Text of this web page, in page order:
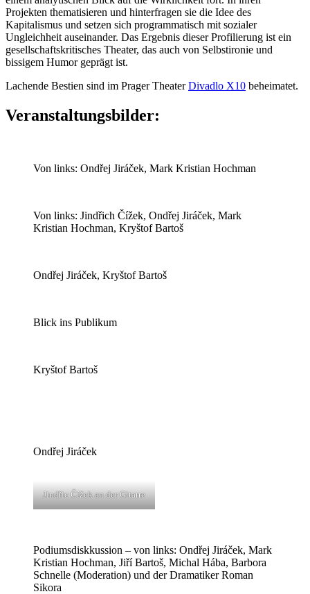
Projekten thematisieren und hinterfragen sie die Idee des
Kapitalismus und setzen sich programmatisch mit sozialer
Ungleichheit auseinander. Das Ergebnis dieser Profilierung ist ein
gesellschaftskritisches Theater, das auch von Selbstironie und
bissigem Humor geprägt ist.
Lachende Bestien sind im Prager TheaterDivadlo X10 beheimatet.
Veranstaltungsbilder:
Von links: Ondřej Jiráček, Mark Kristian Hochman
Von links: Jindřich Čížek, Ondřej Jiráček, Mark
Kristian Hochman, Kryštof Bartoš
Ondřej Jiráček, Kryštof Bartoš
Blick ins Publikum
Kryštof Bartoš
Ondřej Jiráček
Jindřic Čížek an der Gitarre
Podiumsdiskkussion – von links: Ondřej Jiráček, Mark
Kristian Hochman, Jiří Bartoš, Michal Hába, Barbora
Schnelle (Moderation) und der Dramatiker Roman
Sikora